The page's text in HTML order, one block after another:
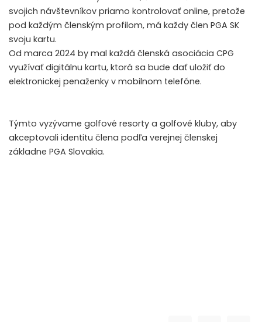
svojich návštevníkov priamo kontrolovať online, pretože
pod každým členským profilom, má každy člen PGA SK
svoju kartu.
Od marca 2024 by mal každá členská asociácia CPG
využívať digitálnu kartu, ktorá sa bude dať uložiť do
elektronickej penaženky v mobilnom telefóne.
Týmto vyzývame golfové resorty a golfové kluby, aby
akceptovali identitu člena podľa verejnej členskej
základne PGA Slovakia.